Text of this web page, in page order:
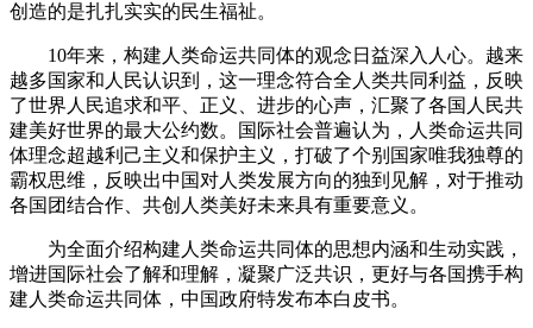
创造的是扎扎实实的民生福祉。
10年来，构建人类命运共同体的观念日益深入人心。越来
越多国家和人民认识到，这一理念符合全人类共同利益，反映
了世界人民追求和平、正义、进步的心声，汇聚了各国人民共
建美好世界的最大公约数。国际社会普遍认为，人类命运共同
体理念超越利己主义和保护主义，打破了个别国家唯我独尊的
霸权思维，反映出中国对人类发展方向的独到见解，对于推动
各国团结合作、共创人类美好未来具有重要意义。
为全面介绍构建人类命运共同体的思想内涵和生动实践，
增进国际社会了解和理解，凝聚广泛共识，更好与各国携手构
建人类命运共同体，中国政府特发布本白皮书。